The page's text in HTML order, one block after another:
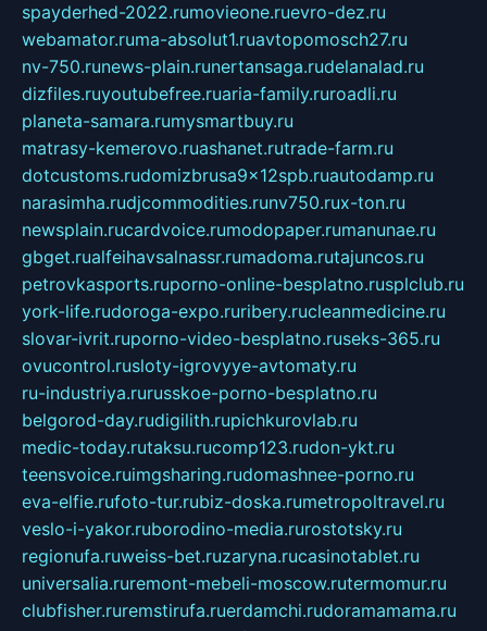
spayderhed-2022.rumovieone.ruevro-dez.ru
webamator.ruma-absolut1.ruavtopomosch27.ru
nv-750.runews-plain.runertansaga.rudelanalad.ru
dizfiles.ruyoutubefree.ruaria-family.ruroadli.ru
planeta-samara.rumysmartbuy.ru
matrasy-kemerovo.ruashanet.rutrade-farm.ru
dotcustoms.rudomizbrusa9x12spb.ruautodamp.ru
narasimha.rudjcommodities.runv750.rux-ton.ru
newsplain.rucardvoice.rumodopaper.rumanunae.ru
gbget.rualfeihavsalnassr.rumadoma.rutajuncos.ru
petrovkasports.ruporno-online-besplatno.rusplclub.ru
york-life.rudoroga-expo.ruribery.rucleanmedicine.ru
slovar-ivrit.ruporno-video-besplatno.ruseks-365.ru
ovucontrol.rusloty-igrovyye-avtomaty.ru
ru-industriya.rurusskoe-porno-besplatno.ru
belgorod-day.rudigilith.rupichkurovlab.ru
medic-today.rutaksu.rucomp123.rudon-ykt.ru
teensvoice.ruimgsharing.rudomashnee-porno.ru
eva-elfie.rufoto-tur.rubiz-doska.rumetropoltravel.ru
veslo-i-yakor.ruborodino-media.rurostotsky.ru
regionufa.ruweiss-bet.ruzaryna.rucasinotablet.ru
universalia.ruremont-mebeli-moscow.rutermomur.ru
clubfisher.ruremstirufa.ruerdamchi.rudoramamama.ru